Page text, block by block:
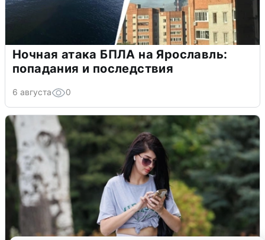
Ночная атака БПЛА на Ярославль:
попадания и последствия
6 августа 0